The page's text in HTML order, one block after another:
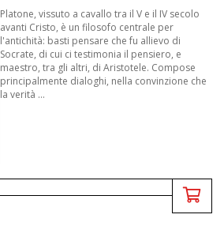
Platone, vissuto a cavallo tra il V e il IV secolo
avanti Cristo, è un filosofo centrale per
l'antichità: basti pensare che fu allievo di
Socrate, di cui ci testimonia il pensiero, e
maestro, tra gli altri, di Aristotele. Compose
principalmente dialoghi, nella convinzione che
la verità ...